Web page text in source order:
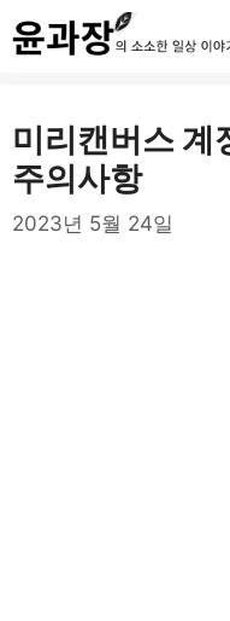
컨
텐
로
건
너
미리캔버스 계
주의사항
2023년 5월 24일